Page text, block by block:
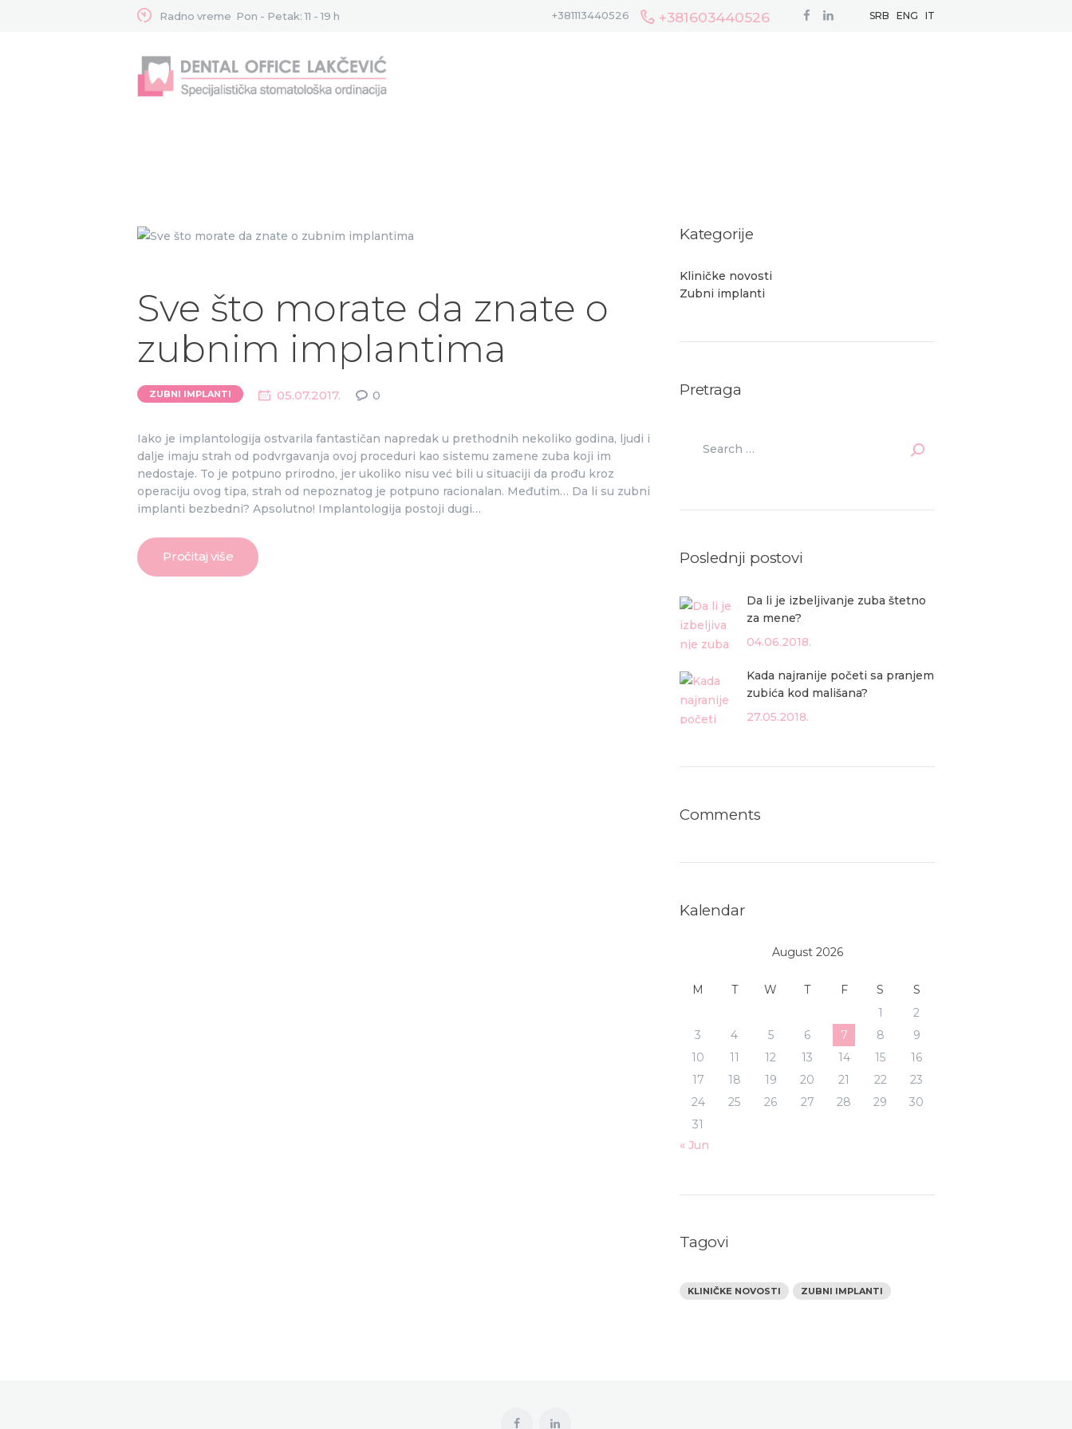
Radno vreme Pon - Petak: 11 - 19 h +381113440526 +381603440526 SRB ENG IT
KONTAKT
Sve što morate da znate o
zubnim implantima
ZUBNI IMPLANTI 05.07.2017. 0
Iako je implantologija ostvarila fantastičan napredak u prethodnih nekoliko godina, ljudi i
dalje imaju strah od podvrgavanja ovoj proceduri kao sistemu zamene zuba koji im
nedostaje. To je potpuno prirodno, jer ukoliko nisu već bili u situaciji da prođu kroz
operaciju ovog tipa, strah od nepoznatog je potpuno racionalan. Međutim… Da li su zubni
implanti bezbedni? Apsolutno! Implantologija postoji dugi…
Pročitaj više
Kategorije
Kliničke novosti
Zubni implanti
Pretraga
Poslednji postovi
Da li je izbeljivanje zuba štetno
za mene?
04.06.2018.
Kada najranije početi sa pranjem
zubića kod mališana?
27.05.2018.
Comments
Kalendar
August 2026
M T W T F S
S
1
2
3
4 5 6 7 8
9
10
11 12 13 14 15
16
17
18 19 20 21 22
23
24
25 26 27 28 29
30
31
« Jun
Tagovi
KLINIČKE NOVOSTI ZUBNI IMPLANTI